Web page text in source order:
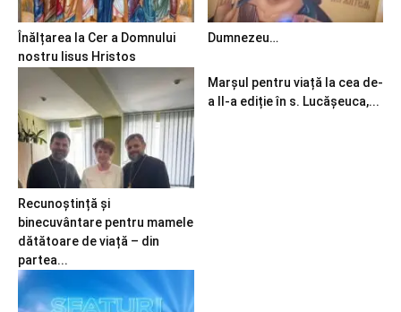
Înălțarea la Cer a Domnului
nostru Iisus Hristos
Dumnezeu…
Recunoștință și
binecuvântare pentru mamele
dătătoare de viață – din
partea...
Marșul pentru viață la cea de-
a II-a ediție în s. Lucășeuca,...